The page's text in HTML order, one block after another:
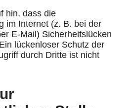
hin, dass die
im Internet (z. B. bei der
E-Mail) Sicherheitslücken
lückenloser Schutz der
durch Dritte ist nicht